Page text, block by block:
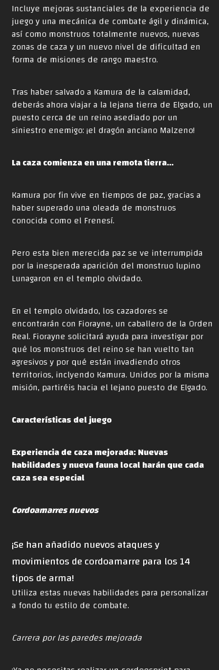
Incluye mejoras sustanciales de la experiencia de
juego y una mecánica de combate ágil y dinámica,
así como monstruos totalmente nuevos, nuevas
zonas de caza y un nuevo nivel de dificultad en
forma de misiones de rango maestro.
Tras haber salvado a Kamura de la calamidad,
deberás ahora viajar a la lejana tierra de Elgado, un
puesto cerca de un reino asediado por un
siniestro enemigo: ¡el dragón anciano Malzeno!
La caza comienza en una remota tierra…
Kamura por fin vive en tiempos de paz, gracias a
haber superado una oleada de monstruos
conocida como el Frenesí.
Pero esta bien merecida paz se ve interrumpida
por la inesperada aparición del monstruo lupino
Lunagaron en el templo olvidado.
En el templo olvidado, los cazadores se
encontrarán con Fiorayne, un caballero de la Orden
Real. Fiorayne solicitará ayuda para investigar por
qué los monstruos del reino se han vuelto tan
agresivos y por qué están invadiendo otros
territorios, inclyendo Kamura. Unidos por la misma
misión, partiréis hacia el lejano puesto de Elgado.
Características del juego
Experiencia de caza mejorada: Nuevas
habilidades y nueva fauna local harán que cada
caza sea especial
Cordoamarres nuevos
¡Se han añadido nuevos ataques y
movimientos de cordoamarre para los 14
tipos de arma!
Utiliza estas nuevas habilidades para personalizar
a fondo tu estilo de combate.
Carrera por las paredes mejorada